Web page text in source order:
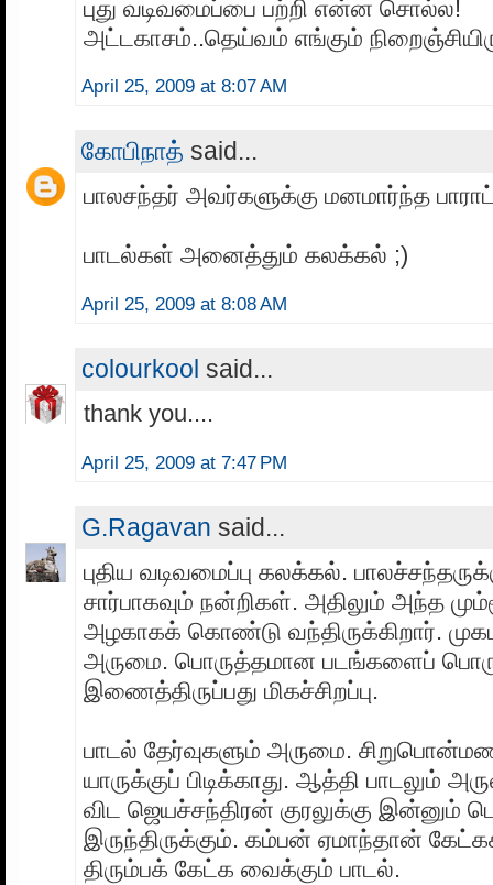
புது வடிவமைப்பை பற்றி என்ன சொல்ல!
அட்டகாசம்..தெய்வம் எங்கும்
April 25, 2009 at 8:07 AM
கோபிநாத் said...
பாலசந்தர் அவர்களுக்கு மனமார்ந்த
பாடல்கள் அனைத்தும் கலக்கல் ;)
April 25, 2009 at 8:08 AM
colourkool said...
thank you....
April 25, 2009 at 7:47 PM
G.Ragavan said...
புதிய வடிவமைப்பு கலக்கல்.
சார்பாகவும் நன்றிகள். அதிலும் அந்த
அழகாகக் கொண்டு வந்திருக்கிறார்.
அருமை. பொருத்தமான படங்களைப்
இணைத்திருப்பது மிகச்சிறப்பு.
பாடல் தேர்வுகளும் அருமை.
யாருக்குப் பிடிக்காது. ஆத்தி பாடலும்
விட ஜெயச்சந்திரன் குரலுக்கு இன்னும்
இருந்திருக்கும். கம்பன் ஏமாந்தான்
திரும்பக் கேட்க வைக்கும் பாடல்.